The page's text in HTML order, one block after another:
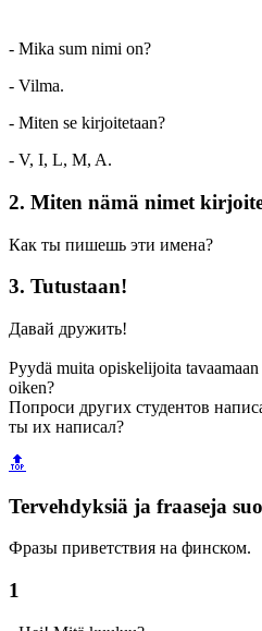
- Mika sum nimi on?
- Vilma.
- Miten se kirjoitetaan?
- V, I, L, M, A.
2. Miten nämä nimet
Как ты пишешь эти имена?
3. Tutustaan!
Давай дружить!
Pyydä muita opiskelijoita
oiken?
Попроси других студентов
ты их написал?
🔝
Tervehdyksiä ja fraaseja
Фразы приветствия на финском.
1